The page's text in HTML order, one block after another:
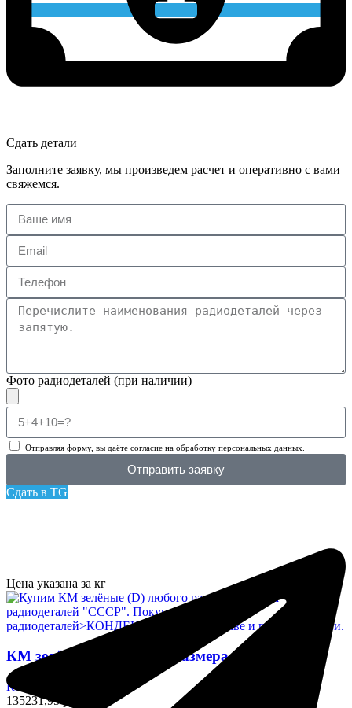
Сдать детали
Заполните заявку, мы произведем расчет и оперативно с вами
свяжемся.
Фото радиодеталей (при наличии)
Отправляя форму, вы даёте согласие на обработку персональных данных.
Отправить заявку
Сдать в TG
Цена указана за кг
КМ зелёные (D) любого размера
Конденсаторы
135231,95 руб/кг